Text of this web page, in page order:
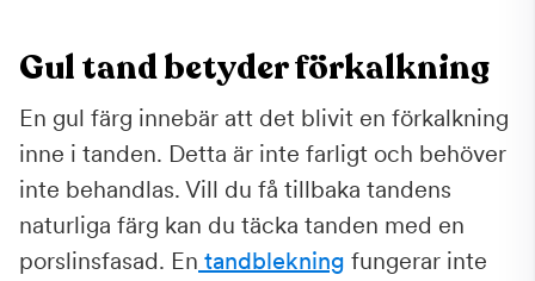
Gul tand betyder förkalkning
En gul färg innebär att det blivit en förkalkning
inne i tanden. Detta är inte farligt och behöver
inte behandlas. Vill du få tillbaka tandens
naturliga färg kan du täcka tanden med en
porslinsfasad. En tandblekning fungerar inte